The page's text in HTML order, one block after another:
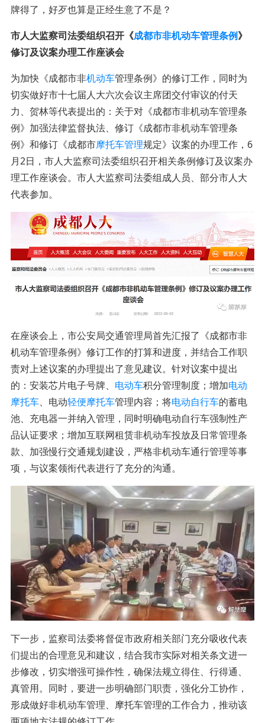
牌得了，好歹也算是正经生意了不是？
市人大监察司法委组织召开《成都市非机动车管理条例》
修订及议案办理工作座谈会
为加快《成都市非机动车管理条例》的修订工作，同时为
切实做好市十七届人大六次会议主席团交付审议的付天
力、贺林等代表提出的：关于对《成都市非机动车管理条
例》加强法律监督执法、修订《成都市非机动车管理条
例》和修订《成都市摩托车管理规定》议案的办理工作，6
月2日，市人大监察司法委组织召开相关条例修订及议案办
理工作座谈会。市人大监察司法委组成人员、部分市人大
代表参加。
在座谈会上，市公安局交通管理局首先汇报了《成都市非
机动车管理条例》修订工作的打算和进度，并结合工作职
责对上述议案的办理提出了意见建议。针对议案中提出
的：安装芯片电子号牌、 电动车积分管理制度；增加电动
摩托车、电动轻便摩托车管理内容；将电动自行车的蓄电
池、充电器一并纳入管理，同时明确电动自行车强制性产
品认证要求；增加互联网租赁非机动车投放及日常管理条
款、加强慢行交通规划建设，严格非机动车通行管理等事
项，与议案领衔代表进行了充分的沟通。
下一步，监察司法委将督促市政府相关部门充分吸收代表
们提出的合理意见和建议，结合我市实际对相关条文进一
步修改，切实增强可操作性，确保法规立得住、行得通、
真管用。同时，要进一步明确部门职责，强化分工协作，
形成做好非机动车管理、摩托车管理的工作合力，推动该